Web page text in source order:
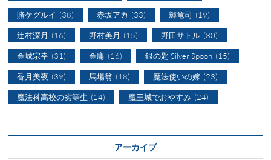
賭ケグルイ (38) 赤坂アカ (33) 輝竜司 (19)
辻村深月 (16) 野村美月 (15) 野田サトル (30)
金城宗幸 (31) 金庸 (16) 銀の匙 Silver Spoon (15)
香月美夜 (39) 馬場翁 (18) 魔法使いの嫁 (23)
魔法科高校の劣等生 (14) 魔王城でおやすみ (24)
アーカイブ